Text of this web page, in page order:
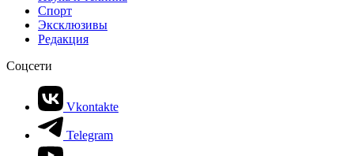
Спорт
Эксклюзивы
Редакция
Соцсети
Vkontakte
Telegram